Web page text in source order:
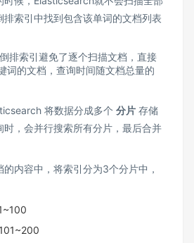
排索引中找到包含该单词的文档列表
排索引避免了逐个扫描文档，直接
词的文档，查询时间随文档总量的
将数据分成多个 分片 存储
时，会并行搜索所有分片，最后合并
内容中，将索引分为3个分片中，